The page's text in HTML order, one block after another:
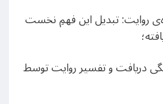
روایت: تبدیل این فهمِ نخست
دریافت و تفسیر روایت توسط